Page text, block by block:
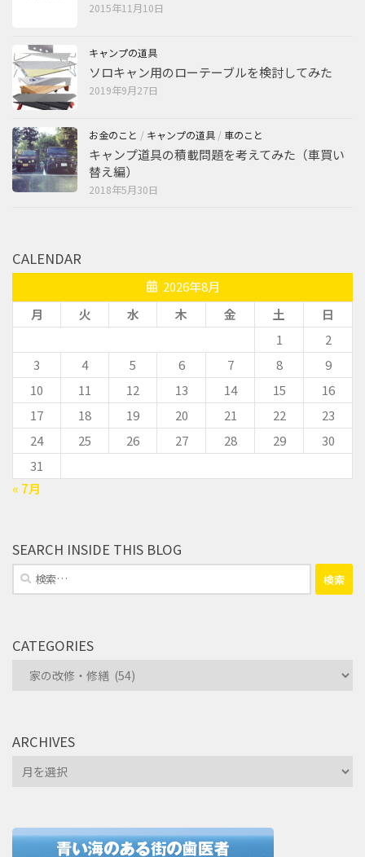
2015年11月10日
キャンプの道具
ソロキャン用のローテーブルを検討してみた
2019年9月27日
お金のこと / キャンプの道具 / 車のこと
キャンプ道具の積載問題を考えてみた（車買い
替え編）
2018年5月30日
CALENDAR
2026年8月
月
火 水 木 金 土
日
1
2
3
4 5 6 7 8
9
10
11 12 13 14 15
16
17
18 19 20 21 22
23
24
25 26 27 28 29
30
31
« 7月
SEARCH INSIDE THIS BLOG
検
索:
CATEGORIES
Categories
ARCHIVES
Archives